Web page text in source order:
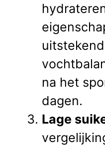
na het
dagen.
Lage